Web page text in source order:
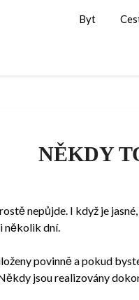
Byt
NĚKDY
nepůjde. I když je
několik dní.
povinně a pokud
jsou realizovány